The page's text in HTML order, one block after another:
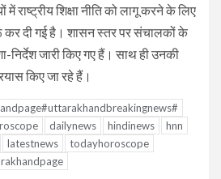
में राष्ट्रीय शिक्षा नीति को लागू करने के लिए
दी गई है। शासन स्तर पर संचालकों के
जारी किए गए हैं। साथ ही उनकी
किए जा रहे हैं।
dailynews hindinews
hnn
latestnews
todayhoroscope